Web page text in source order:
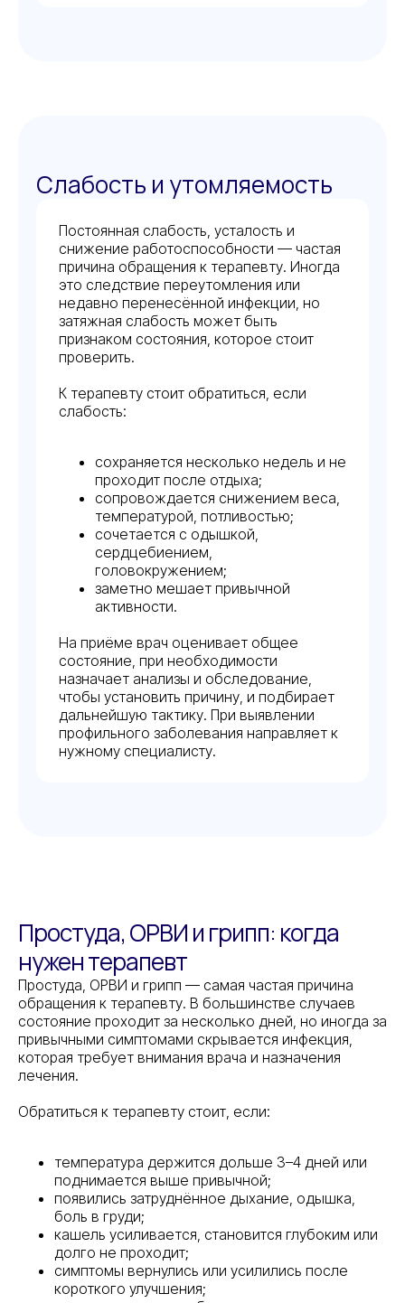
Слабость и утомляемость
Постоянная слабость, усталость и
снижение работоспособности — частая
причина обращения к терапевту. Иногда
это следствие переутомления или
недавно перенесённой инфекции, но
затяжная слабость может быть
признаком состояния, которое стоит
проверить.
К терапевту стоит обратиться, если
слабость:
сохраняется несколько недель и не
проходит после отдыха;
сопровождается снижением веса,
температурой, потливостью;
сочетается с одышкой,
сердцебиением,
головокружением;
заметно мешает привычной
активности.
На приёме врач оценивает общее
состояние, при необходимости
назначает анализы и обследование,
чтобы установить причину, и подбирает
дальнейшую тактику. При выявлении
профильного заболевания направляет к
нужному специалисту.
Простуда, ОРВИ и грипп: когда
нужен терапевт
Простуда, ОРВИ и грипп — самая частая причина
обращения к терапевту. В большинстве случаев
состояние проходит за несколько дней, но иногда за
привычными симптомами скрывается инфекция,
которая требует внимания врача и назначения
лечения.
Обратиться к терапевту стоит, если:
температура держится дольше 3–4 дней или
поднимается выше привычной;
появились затруднённое дыхание, одышка,
боль в груди;
кашель усиливается, становится глубоким или
долго не проходит;
симптомы вернулись или усилились после
короткого улучшения;